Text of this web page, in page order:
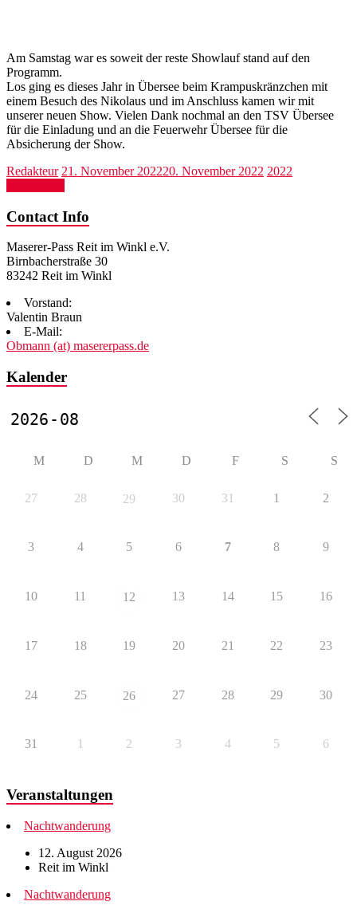
Am Samstag war es soweit der reste Showlauf stand auf den
Programm.
Los ging es dieses Jahr in Übersee beim Krampuskränzchen mit
einem Besuch des Nikolaus und im Anschluss kamen wir mit
unserer neuen Show. Vielen Dank nochmal an den TSV Übersee
für die Einladung und an die Feuerwehr Übersee für die
Absicherung der Show.
Redakteur 21. November 202220. November 2022 2022
Contact Info
Maserer-Pass Reit im Winkl e.V.
Birnbacherstraße 30
83242 Reit im Winkl
Vorstand:
Valentin Braun
E-Mail:
Obmann (at) masererpass.de
Kalender
M D M D F S S
27 28 29 30 31 1 2
3 4 5 6 7 8 9
10 11 12 13 14 15 16
17 18 19 20 21 22 23
24 25 26 27 28 29 30
31 1 2 3 4 5 6
Veranstaltungen
Nachtwanderung
12. August 2026
Reit im Winkl
Nachtwanderung